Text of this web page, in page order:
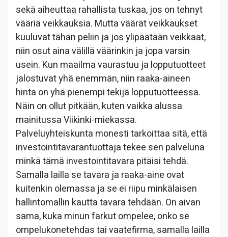
sekä aiheuttaa rahallista tuskaa, jos on tehnyt
vääriä veikkauksia. Mutta väärät veikkaukset
kuuluvat tähän peliin ja jos ylipäätään veikkaat,
niin osut aina välillä väärinkin ja jopa varsin
usein. Kun maailma vaurastuu ja lopputuotteet
jalostuvat yhä enemmän, niin raaka-aineen
hinta on yhä pienempi tekijä lopputuotteessa.
Näin on ollut pitkään, kuten vaikka alussa
mainitussa Viikinki-miekassa.
Palveluyhteiskunta monesti tarkoittaa sitä, että
investointitavarantuottaja tekee sen palveluna
minkä tämä investointitavara pitäisi tehdä.
Samalla lailla se tavara ja raaka-aine ovat
kuitenkin olemassa ja se ei riipu minkälaisen
hallintomallin kautta tavara tehdään. On aivan
sama, kuka minun farkut ompelee, onko se
ompelukonetehdas tai vaatefirma, samalla lailla